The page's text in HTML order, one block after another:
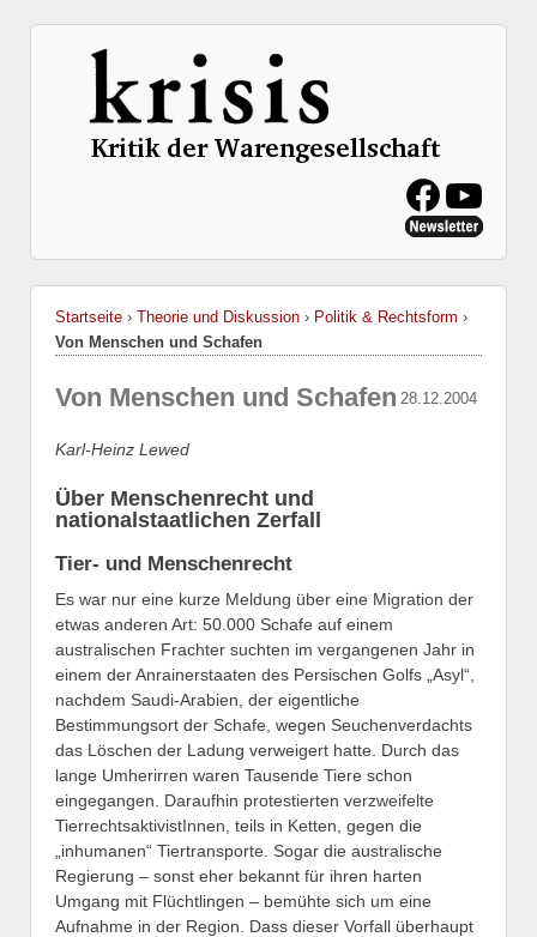
Startseite › Theorie und Diskussion › Politik & Rechtsform ›
Von Menschen und Schafen
28.12.2004
Von Menschen und Schafen
Karl-Heinz Lewed
Über Menschenrecht und
nationalstaatlichen Zerfall
Tier- und Menschenrecht
Es war nur eine kurze Meldung über eine Migration der
etwas anderen Art: 50.000 Schafe auf einem
australischen Frachter suchten im vergangenen Jahr in
einem der Anrainerstaaten des Persischen Golfs „Asyl“,
nachdem Saudi-Arabien, der eigentliche
Bestimmungsort der Schafe, wegen Seuchenverdachts
das Löschen der Ladung verweigert hatte. Durch das
lange Umherirren waren Tausende Tiere schon
eingegangen. Daraufhin protestierten verzweifelte
TierrechtsaktivistInnen, teils in Ketten, gegen die
„inhumanen“ Tiertransporte. Sogar die australische
Regierung – sonst eher bekannt für ihren harten
Umgang mit Flüchtlingen – bemühte sich um eine
Aufnahme in der Region. Dass dieser Vorfall überhaupt